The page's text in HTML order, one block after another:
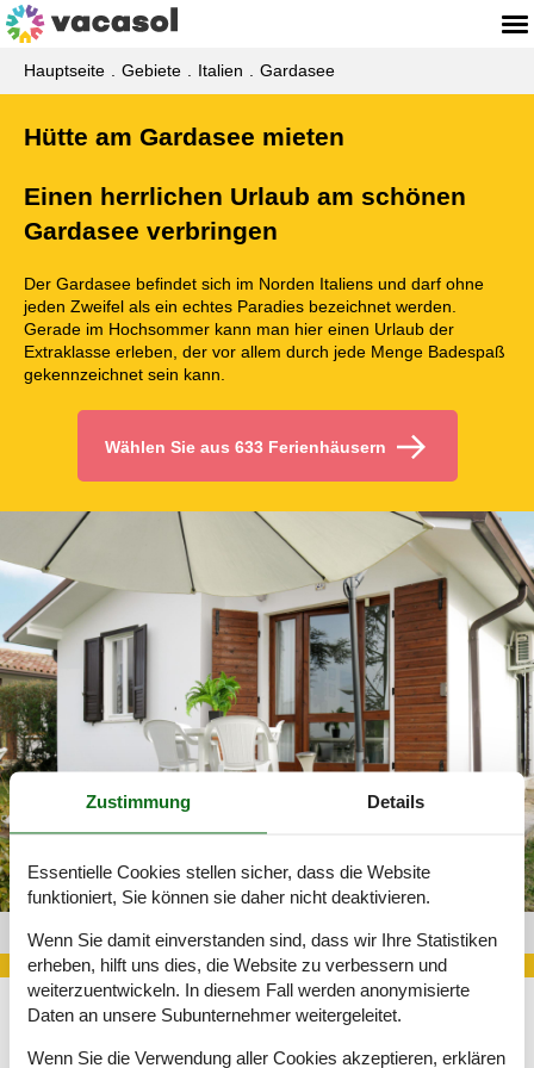
Hauptseite Gebiete Italien Gardasee
Hütte am Gardasee mieten
Einen herrlichen Urlaub am schönen
Gardasee verbringen
Der Gardasee befindet sich im Norden Italiens und darf ohne
jeden Zweifel als ein echtes Paradies bezeichnet werden.
Gerade im Hochsommer kann man hier einen Urlaub der
Extraklasse erleben, der vor allem durch jede Menge Badespaß
gekennzeichnet sein kann.
Wählen Sie aus 633 Ferienhäusern
Hütte Gardasee 313-IT2802.640.1
auf ganzer Linie zum Erfolg wird, muss eine dafür geeignete
Zustimmung Details
Essentielle Cookies stellen sicher, dass die Website
funktioniert, Sie können sie daher nicht deaktivieren.
Wenn Sie damit einverstanden sind, dass wir Ihre Statistiken
erheben, hilft uns dies, die Website zu verbessern und
weiterzuentwickeln. In diesem Fall werden anonymisierte
Daten an unsere Subunternehmer weitergeleitet.
Wenn Sie die Verwendung aller Cookies akzeptieren, erklären